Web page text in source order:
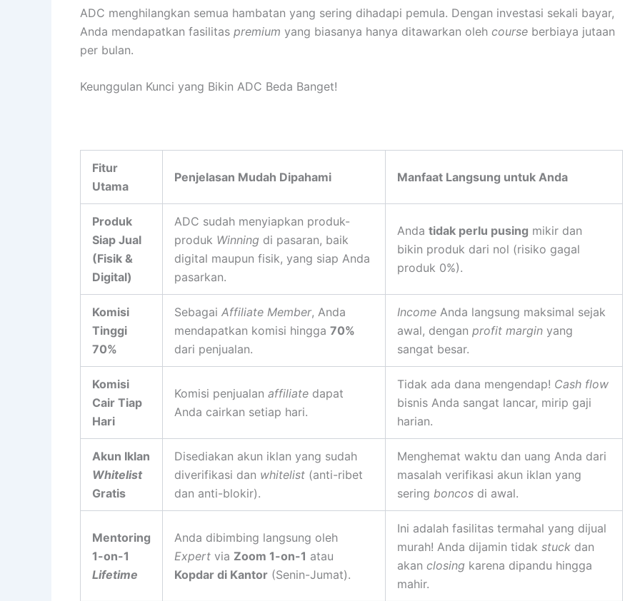
ADC menghilangkan semua hambatan yang sering dihadapi pemula. Dengan investasi sekali bayar,
Anda mendapatkan fasilitas premium yang biasanya hanya ditawarkan oleh course berbiaya jutaan
per bulan.
Keunggulan Kunci yang Bikin ADC Beda Banget!
Fitur
Utama
Penjelasan Mudah Dipahami Manfaat Langsung untuk Anda
Produk
Siap Jual
(Fisik &
Digital)
ADC sudah menyiapkan produk-
produk Winning di pasaran, baik
digital maupun fisik, yang siap Anda
pasarkan.
Anda tidak perlu pusing mikir dan
bikin produk dari nol (risiko gagal
produk 0%).
Komisi
Tinggi
70%
Sebagai Affiliate Member, Anda
mendapatkan komisi hingga 70%
dari penjualan.
Income Anda langsung maksimal sejak
awal, dengan profit margin yang
sangat besar.
Komisi
Cair Tiap
Hari
Komisi penjualan affiliate dapat
Anda cairkan setiap hari.
Tidak ada dana mengendap! Cash flow
bisnis Anda sangat lancar, mirip gaji
harian.
Akun Iklan
Whitelist
Gratis
Disediakan akun iklan yang sudah
diverifikasi dan whitelist (anti-ribet
dan anti-blokir).
Menghemat waktu dan uang Anda dari
masalah verifikasi akun iklan yang
sering boncos di awal.
Mentoring
1-on-1
Lifetime
Anda dibimbing langsung oleh
Expert via Zoom 1-on-1 atau
Kopdar di Kantor (Senin-Jumat).
Ini adalah fasilitas termahal yang dijual
murah! Anda dijamin tidak stuck dan
akan closing karena dipandu hingga
mahir.